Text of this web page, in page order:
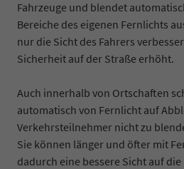
Fahrzeuge und blendet
Bereiche des eigenen Fernlichts
nur die Sicht des Fahrers
Sicherheit auf der Straße erhöht.
Auch innerhalb von Ortschaften
automatisch von Fernlicht auf
Verkehrsteilnehmer nicht zu
Sie können länger und öfter mit
dadurch eine bessere Sicht auf